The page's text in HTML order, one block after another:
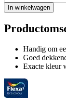
In winkelwagen
Handig om
Goed
Exacte kleur